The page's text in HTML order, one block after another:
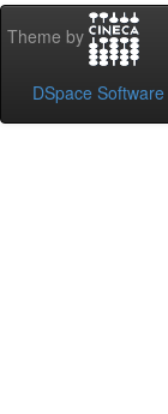
Theme by
DSpace Software